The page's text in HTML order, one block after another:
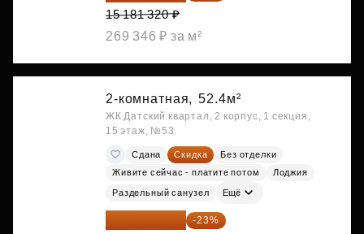
15 181 320 ₽
269 346 ₽ за м²
2-комнатная, 52.4м²
ЖК Датский квартал, 2 корпус, 1 секция,
15 этаж, №53
Сдана Скидка
Без отделки
Живите сейчас - платите потом
Лоджия
Раздельный санузел Ещё
12 588 576 ₽ -23%